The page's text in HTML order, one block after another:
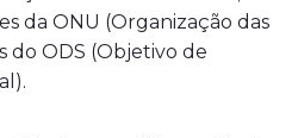
da ONU (Organização das
do ODS (Objetivo de